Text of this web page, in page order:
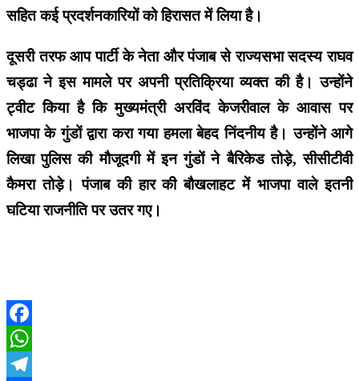
सहित कई प्रदर्शनकारियों को हिरासत में लिया है।
दूसरी तरफ आप पार्टी के नेता और पंजाब से राज्यसभा सदस्य राघव
चड्ढा ने इस मामले पर अपनी प्रतिक्रिया व्यक्त की है। उन्होंने
ट्वीट किया है कि मुख्यमंत्री अरविंद केजरीवाल के आवास पर
भाजपा के गुंडों द्वारा करा गया हमला बेहद निंदनीय है। उन्होंने आगे
लिखा पुलिस की मौजूदगी में इन गुंडों ने बैरिकेड तोड़े, सीसीटीवी
कैमरा तोड़े। पंजाब की हार की बौखलाहट में भाजपा वाले इतनी
घटिया राजनीति पर उतर गए।
Facebook
WhatsApp